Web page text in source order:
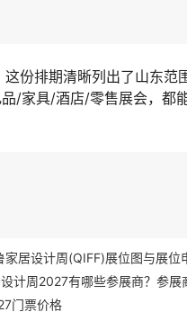
份排期清晰列出了山东范
/家具/酒店/零售展会，都
居设计周(QIFF)展位图与展位
门票价格